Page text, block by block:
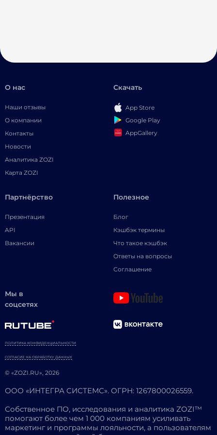
О нас
Наши отзывы
О компании
Контакты
Новости
Аналитика ZOZI
Карта ZOZI
Скачать
App Store
Google Play
AppGallery
Партнёрство
Презентация
API
Вакансии
Полезное
Блог
Кэшбэк термины
Что такое кэшбэк
Ответы на вопросы
Соглашение
Мы в
соцсетях
© «ZOZI.RU», 2026
ПОЛИТИКА КОНФИДЕНЦИАЛЬНОСТИ
СОГЛАСИЕ НА ОБРАБОТКУ ДАННЫХ
ООО «ИНТЕГРА СИСТЕМС». ОГРН: 1267800026559.
Собственное ПО, исследования и аналитика ZOZI™
помогают более чем 1 000 компаниям усиливать
маркетинг и программы лояльности, а пользователям